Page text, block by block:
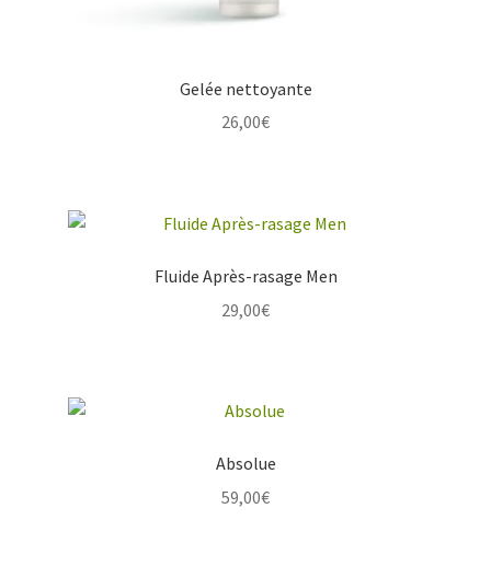
Gelée nettoyante
26,00€
Fluide Après-rasage Men
29,00€
Absolue
59,00€